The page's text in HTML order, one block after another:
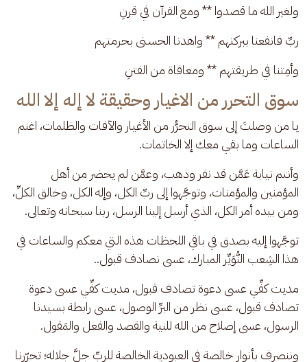
ولغير الله ما قصدوا ** ومع القرآن في قرنِ
ربِّ فانفعنا ببركتهم ** واهدنا الحسنى بحرمتهم
وأمِتنا في طريقتهم ** ومعافاة من الفتنِ
سوق التحرر من الاغيار وحقيقة لا إله إلا الله
يا من وصلتَ إلى سوق التحرُّر من الأغيار والآفات والظلمات، اغنم
الساعات وما بقي معك إلا الخاتمات.
وأنتم نيابة عَمَّن قد نفر وذهب، وعمَّن لم يحضر من أهل
المؤمنين والمؤمنات، وتوجَّهوا إلى ربِّ الكل، وإله الكل، وخالق الكلِّ،
ومن بيده أمر الكل، الذي أرسل إلينا الرسل، ربنا سبحانه وتعالى.
توجَّهوا إليه بصدق في باقي اللحظات هذه التي معكم والساعات في
هذا الشِعب النُّوَيِّر المبارك، عسى نصادف قبول..
مديت كفِّي عسى دعوة تصادف قبول، مديت كفِّي عسى دعوة
تصادف قبول، عسى نظر من البرِّ الوصول، عسى رابطة بسيدنا
الرسول، عسى إصلاح من الله للنية والقصد والفعل والمَقول.
وننصرف بأنوار خالصة في العبودية الخالصة للربِّ جلَّ جلاله؛ تحرّرنا